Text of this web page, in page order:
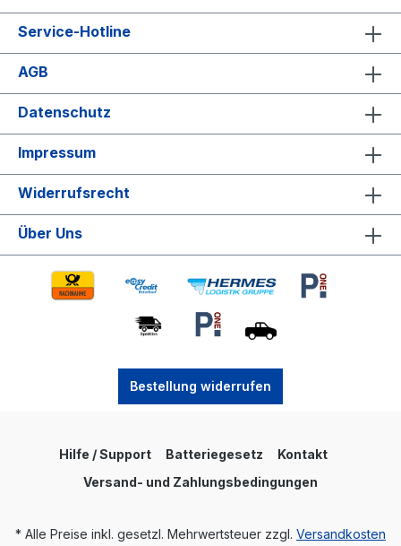
Service-Hotline
AGB
Datenschutz
Impressum
Widerrufsrecht
Über Uns
Bestellung widerrufen
Hilfe / Support Batteriegesetz
Kontakt
Versand- und Zahlungsbedingungen
* Alle Preise inkl. gesetzl. Mehrwertsteuer zzgl. Versandkosten